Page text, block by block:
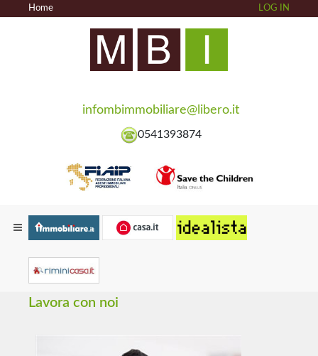
Home LOG IN
infombimmobiliare@libero.it
0541393874
Lavora con noi